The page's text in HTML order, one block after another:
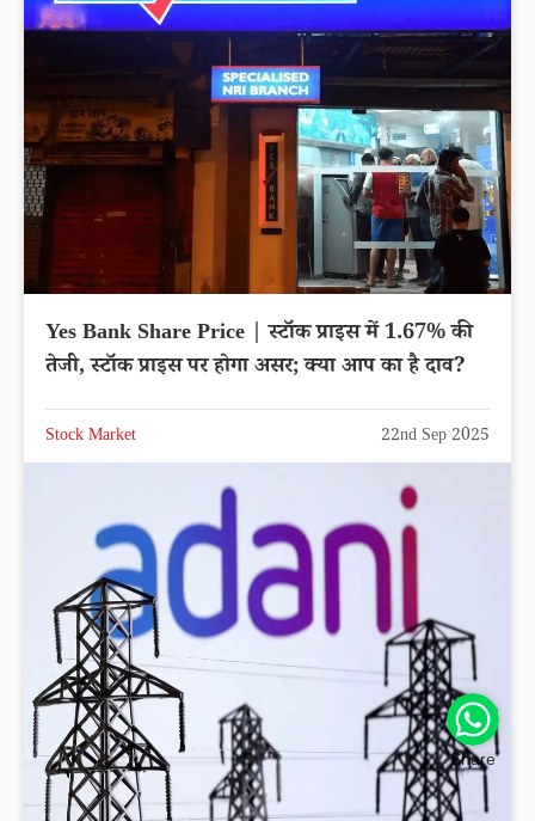
Yes Bank Share Price | स्टॉक प्राइस में 1.67% की
तेजी, स्टॉक प्राइस पर होगा असर; क्या आप का है दाव?
Stock Market 22nd Sep 2025
Share